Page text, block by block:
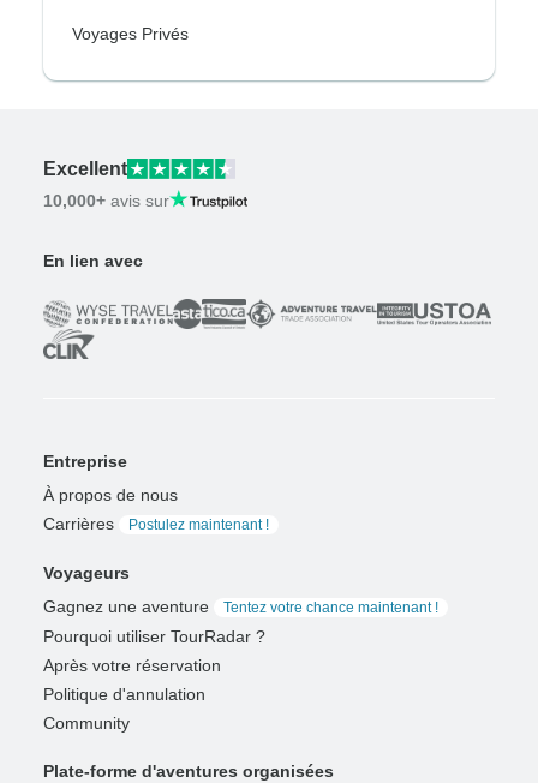
Voyages Privés
Excellent
10,000+ avis sur
En lien avec
Entreprise
À propos de nous
Carrières
Postulez maintenant !
Voyageurs
Gagnez une aventure
Tentez votre chance maintenant !
Pourquoi utiliser TourRadar ?
Après votre réservation
Politique d'annulation
Community
Plate-forme d'aventures organisées